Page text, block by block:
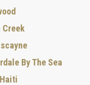
Creek
By The Sea